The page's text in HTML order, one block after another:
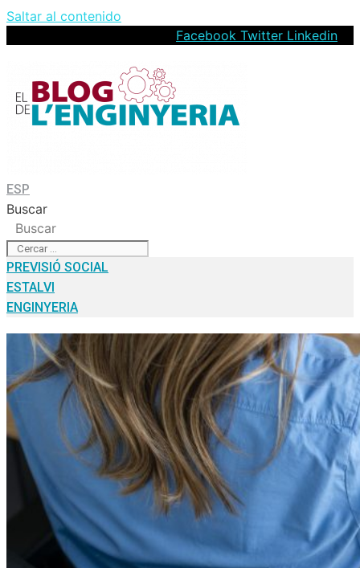
Saltar al contenido
Facebook Twitter Linkedin
ESP
Buscar
Buscar
PREVISIÓ SOCIAL
ESTALVI
ENGINYERIA